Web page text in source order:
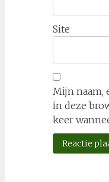
Site
Mijn naam,
in deze
keer